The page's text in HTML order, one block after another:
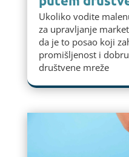
Ukoliko vodite
za upravljanje
da je to posao koji
promišljenost i
društvene mreže